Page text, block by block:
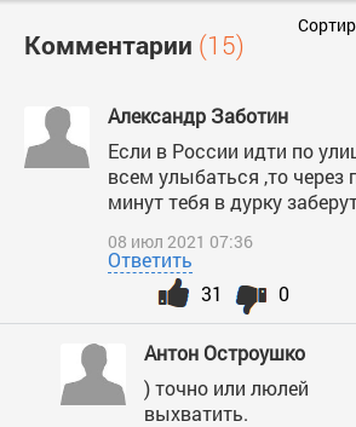
Комментарии (15)
Александр Заботин
Если в России идти по
всем улыбаться ,то через
минут тебя в дурку
08 июл 2021 07:36
Ответить
0
31
Антон Остроушко
) точно или люлей
выхватить.